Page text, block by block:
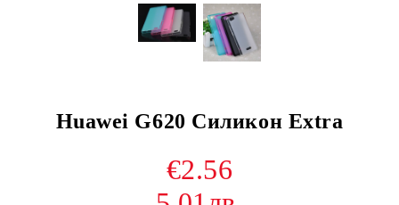
Huawei G620 Силикон Extra
€2.56